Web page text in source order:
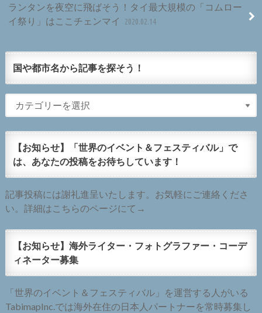
ランタンを夜空に飛ばそう！タイ最大規模の「コムロー
イ祭り」はここチェンマイ
2020.02.14
国や都市名から記事を探そう！
【お知らせ】「世界のイベント＆フェスティバル」で
は、あなたの投稿をお待ちしています！
記事投稿には謝礼進呈いたします。お気軽にご連絡くださ
い。詳細はこちらのページにて→
【お知らせ】海外ライター・フォトグラファー・コーデ
ィネーター募集
「世界のイベント＆フェスティバル」を運営する人がいる
TabimapInc.では海外在住の日本人パートナーを常時募集し